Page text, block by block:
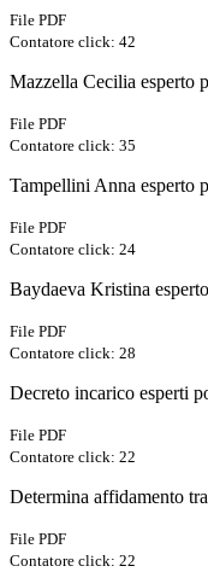
File PDF
Contatore click: 42
Mazzella Cecilia esperto
File PDF
Contatore click: 35
Tampellini Anna esperto
File PDF
Contatore click: 24
Baydaeva Kristina
File PDF
Contatore click: 28
Decreto incarico esperti
File PDF
Contatore click: 22
Determina affidamento
File PDF
Contatore click: 22